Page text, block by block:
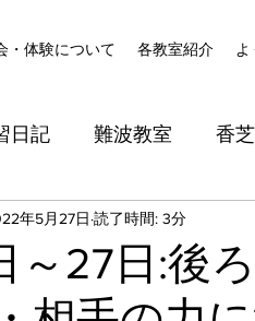
・体験について 各教室紹介 よ
日記 難波教室 香
～27日:後
年5月27日 読了時間: 3分